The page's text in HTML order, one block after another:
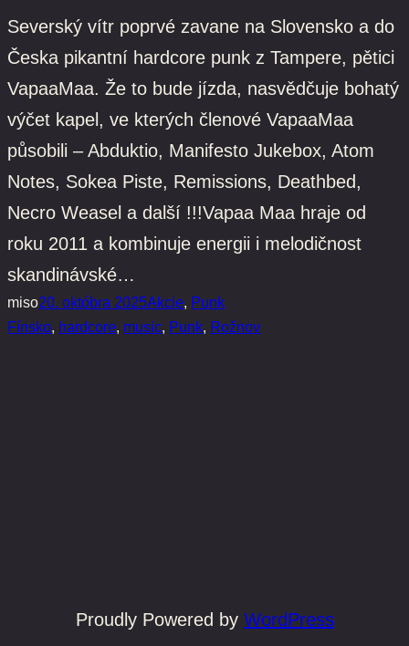
Severský vítr poprvé zavane na Slovensko a do
Česka pikantní hardcore punk z Tampere, pětici
VapaaMaa. Že to bude jízda, nasvědčuje bohatý
výčet kapel, ve kterých členové VapaaMaa
působili – Abduktio, Manifesto Jukebox, Atom
Notes, Sokea Piste, Remissions, Deathbed,
Necro Weasel a další !!!Vapaa Maa hraje od
roku 2011 a kombinuje energii i melodičnost
skandinávské…
miso20. októbra 2025Akcie, Punk
Fínsko, hardcore, music, Punk, Rožnov
Proudly Powered by WordPress